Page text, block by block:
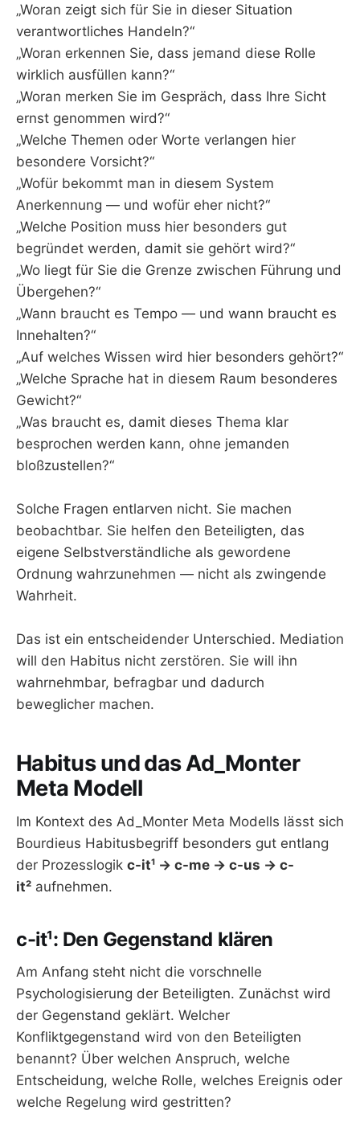
„Woran zeigt sich für Sie in dieser Situation
verantwortliches Handeln?“
„Woran erkennen Sie, dass jemand diese Rolle
wirklich ausfüllen kann?“
„Woran merken Sie im Gespräch, dass Ihre Sicht
ernst genommen wird?“
„Welche Themen oder Worte verlangen hier
besondere Vorsicht?“
„Wofür bekommt man in diesem System
Anerkennung — und wofür eher nicht?“
„Welche Position muss hier besonders gut
begründet werden, damit sie gehört wird?“
„Wo liegt für Sie die Grenze zwischen Führung und
Übergehen?“
„Wann braucht es Tempo — und wann braucht es
Innehalten?“
„Auf welches Wissen wird hier besonders gehört?“
„Welche Sprache hat in diesem Raum besonderes
Gewicht?“
„Was braucht es, damit dieses Thema klar
besprochen werden kann, ohne jemanden
bloßzustellen?“
Solche Fragen entlarven nicht. Sie machen
beobachtbar. Sie helfen den Beteiligten, das
eigene Selbstverständliche als gewordene
Ordnung wahrzunehmen — nicht als zwingende
Wahrheit.
Das ist ein entscheidender Unterschied. Mediation
will den Habitus nicht zerstören. Sie will ihn
wahrnehmbar, befragbar und dadurch
beweglicher machen.
Habitus und das Ad_Monter
Meta Modell
Im Kontext des Ad_Monter Meta Modells lässt sich
Bourdieus Habitusbegriff besonders gut entlang
der Prozesslogik c-it¹ → c-me → c-us → c-
it² aufnehmen.
c-it¹: Den Gegenstand klären
Am Anfang steht nicht die vorschnelle
Psychologisierung der Beteiligten. Zunächst wird
der Gegenstand geklärt. Welcher
Konfliktgegenstand wird von den Beteiligten
benannt? Über welchen Anspruch, welche
Entscheidung, welche Rolle, welches Ereignis oder
welche Regelung wird gestritten?